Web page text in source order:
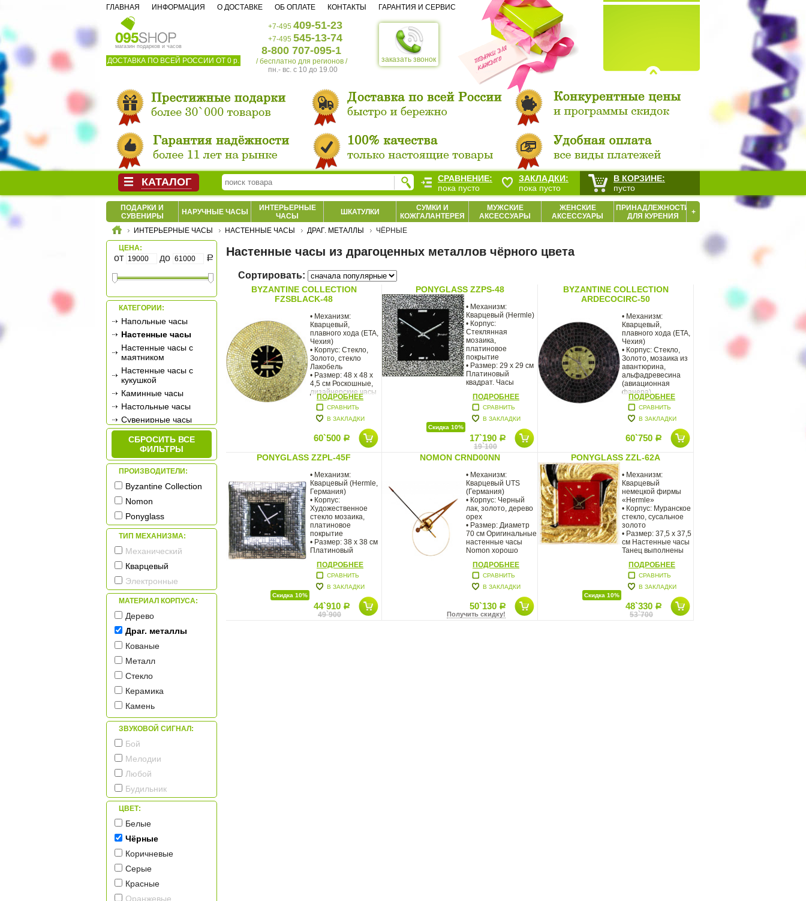
магазин подарков и часов
ДОСТАВКА ПО ВСЕЙ РОССИИ ОТ 0 р. заказать звонок
+7-495 409-51-23
+7-495 545-13-74
8-800 707-095-1
/ бесплатно для регионов /
пн.- вс. c 10 до 19.00
ГЛАВНАЯ ИНФОРМАЦИЯ О ДОСТАВКЕ ОБ ОПЛАТЕ КОНТАКТЫ ГАРАНТИЯ И СЕРВИС
ПОДАРКИ И
СУВЕНИРЫ
НАРУЧНЫЕ ЧАСЫ
ИНТЕРЬЕРНЫЕ
ЧАСЫ
ШКАТУЛКИ
СУМКИ И
КОЖГАЛАНТЕРЕЯ
МУЖСКИЕ
АКСЕССУАРЫ
ЖЕНСКИЕ
АКСЕССУАРЫ
ПРИНАДЛЕЖНОСТИ
ДЛЯ КУРЕНИЯ
+
ИНТЕРЬЕРНЫЕ ЧАСЫ НАСТЕННЫЕ ЧАСЫ ДРАГ. МЕТАЛЛЫ ЧЁРНЫЕ
ЦЕНА:
от до Р
КАТЕГОРИИ:
Напольные часы
Настенные часы
Настенные часы с
маятником
Настенные часы с
кукушкой
Каминные часы
Настольные часы
Сувенирные часы
Будильники
Метеостанции
СБРОСИТЬ ВСЕ
ФИЛЬТРЫ
ПРОИЗВОДИТЕЛИ:
Byzantine Collection
Nomon
Ponyglass
ТИП МЕХАНИЗМА:
Механический
Кварцевый
Электронные
МАТЕРИАЛ КОРПУСА:
Дерево
Драг. металлы
Кованые
Металл
Стекло
Керамика
Камень
Пластик
ЗВУКОВОЙ СИГНАЛ:
Бой
Мелодии
Любой
Будильник
ЦВЕТ:
Белые
Чёрные
Коричневые
Серые
Красные
Оранжевые
Настенные часы из драгоценных металлов чёрного цвета
Сортировать:
BYZANTINE COLLECTION
FZSBLACK-48
• Механизм:
Кварцевый,
плавного хода (ETA,
Чехия)
• Корпус: Стекло,
Золото, стекло
Лакобель
• Размер: 48 х 48 х
4,5 см Роскошные,
дизайнерские часы
'Флоренция.
ПОДРОБНЕЕ
СРАВНИТЬ
В ЗАКЛАДКИ
60`500 Р
PONYGLASS ZZPS-48
• Механизм:
Кварцевый (Hermle)
• Корпус:
Стеклянная
мозаика,
платиновое
покрытие
• Размер: 29 х 29 см
Платиновый
квадрат. Часы
из стеклянной
ПОДРОБНЕЕ
СРАВНИТЬ
В ЗАКЛАДКИ
17`190 Р
19`100
Скидка 10%
BYZANTINE COLLECTION
ARDECOCIRC-50
• Механизм:
Кварцевый,
плавного хода (ETA,
Чехия)
• Корпус: Стекло,
Золото, мозаика из
авантюрина,
альфадревесина
(авиационная
фанера)
• Размер: 50 х 50 х
ПОДРОБНЕЕ
СРАВНИТЬ
В ЗАКЛАДКИ
60`750 Р
PONYGLASS ZZPL-45F
• Механизм:
Кварцевый (Hermle,
Германия)
• Корпус:
Художественное
стекло мозаика,
платиновое
покрытие
• Размер: 38 х 38 см
Платиновый
Элегантные
ПОДРОБНЕЕ
СРАВНИТЬ
В ЗАКЛАДКИ
44`910 Р
49`900
Скидка 10%
NOMON CRND00NN
• Механизм:
Кварцевый UTS
(Германия)
• Корпус: Черный
лак, золото, дерево
орех
• Размер: Диаметр
70 см Оригинальные
настенные часы
Nomon хорошо
ПОДРОБНЕЕ
СРАВНИТЬ
В ЗАКЛАДКИ
50`130 Р
Получить скидку!
PONYGLASS ZZL-62A
• Механизм:
Кварцевый
немецкой фирмы
«Hermle»
• Корпус: Муранское
стекло, сусальное
золото
• Размер: 37,5 x 37,5
см Настенные часы
Танец выполнены
ПОДРОБНЕЕ
СРАВНИТЬ
В ЗАКЛАДКИ
48`330 Р
53`700
Скидка 10%
КАТАЛОГ
СРАВНЕНИЕ:
пока пусто
ЗАКЛАДКИ:
пока пусто
В КОРЗИНЕ:
пусто